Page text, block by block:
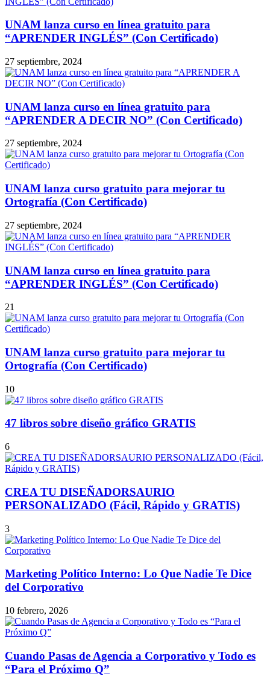
UNAM lanza curso en línea gratuito para
“APRENDER INGLÉS” (Con Certificado)
27 septiembre, 2024
UNAM lanza curso en línea gratuito para
“APRENDER A DECIR NO” (Con Certificado)
27 septiembre, 2024
UNAM lanza curso gratuito para mejorar tu
Ortografía (Con Certificado)
27 septiembre, 2024
UNAM lanza curso en línea gratuito para
“APRENDER INGLÉS” (Con Certificado)
21
UNAM lanza curso gratuito para mejorar tu
Ortografía (Con Certificado)
10
47 libros sobre diseño gráfico GRATIS
6
CREA TU DISEÑADORSAURIO
PERSONALIZADO (Fácil, Rápido y GRATIS)
3
Marketing Político Interno: Lo Que Nadie Te Dice
del Corporativo
10 febrero, 2026
Cuando Pasas de Agencia a Corporativo y Todo es
“Para el Próximo Q”